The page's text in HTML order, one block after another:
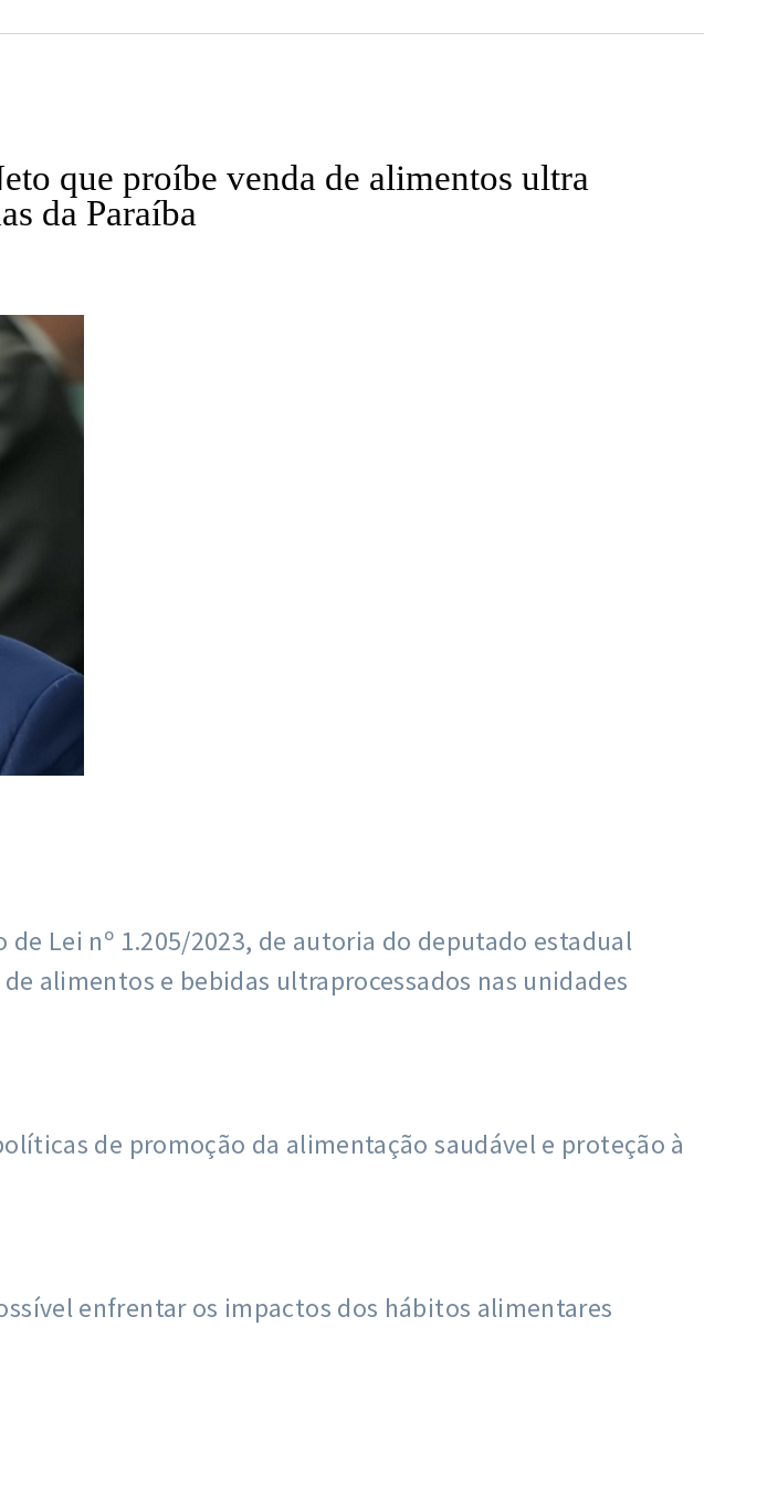
que proíbe venda de alimentos ultra
da Paraíba
Lei nº 1.205/2023, de autoria do deputado estadual
alimentos e bebidas ultraprocessados nas unidades
de promoção da alimentação saudável e proteção à
enfrentar os impactos dos hábitos alimentares